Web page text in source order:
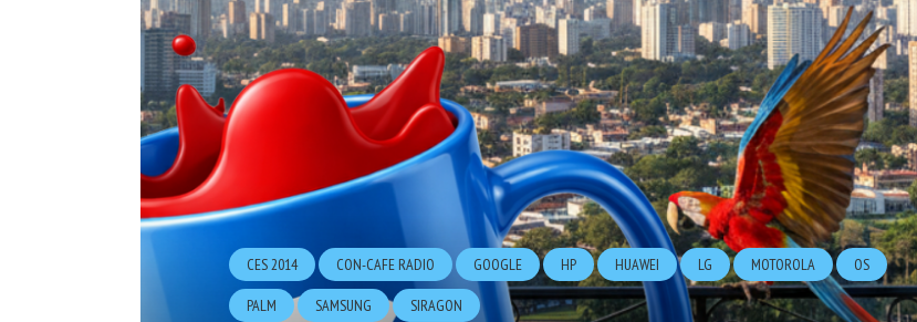
CES 2014 CON-CAFE RADIO GOOGLE HP HUAWEI LG MOTOROLA OS
PALM SAMSUNG SIRAGON